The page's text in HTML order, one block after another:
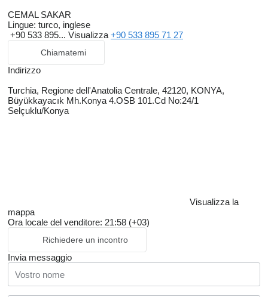
I nostri Prodotti:
✔ Rimorchi con ammortizzatori “Havuz Damper” – Soluzioni ad
alta durabilità per i settori delle costruzioni, delle miniere e
dell’agricoltura.
✔ Rimorchi a fisarmonica – Soluzioni flessibili e modulari per
diverse esigenze di carico.
✔ Rimorchi su misura – Progetti personalizzati e soluzioni
ingegneristiche ad hoc secondo le richieste del cliente.
CEMAL SAKAR
Lingue: turco, inglese
+90 533 895... Visualizza +90 533 895 71 27
Chiamatemi
Indirizzo
Turchia, Regione dell'Anatolia Centrale, 42120, KONYA,
Büyükkayacık Mh.Konya 4.OSB 101.Cd No:24/1
Selçuklu/Konya
Visualizza la
mappa
Ora locale del venditore: 21:58 (+03)
Richiedere un incontro
Invia messaggio